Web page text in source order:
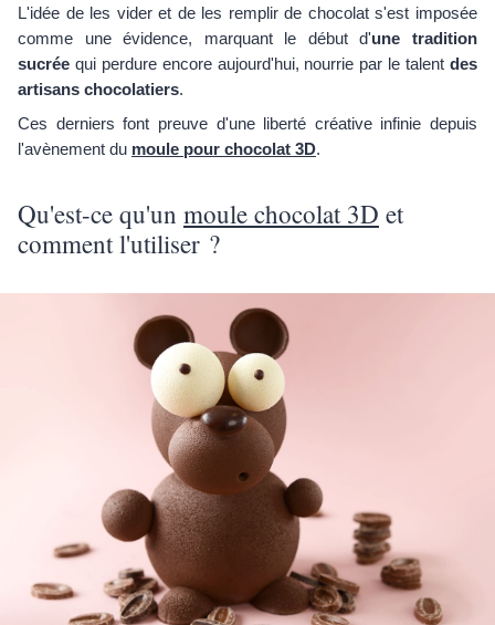
L'idée de les vider et de les remplir de chocolat s'est imposée
comme une évidence, marquant le début d'une tradition
sucrée qui perdure encore aujourd'hui, nourrie par le talent des
artisans chocolatiers.
Ces derniers font preuve d'une liberté créative infinie depuis
l'avènement du moule pour chocolat 3D.
Qu'est-ce qu'un moule chocolat 3D et
comment l'utiliser ?